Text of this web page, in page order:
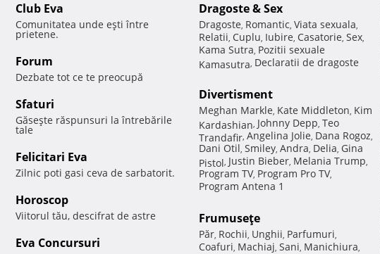
Club Eva
Comunitatea unde eşti între
prietene.
Forum
Dezbate tot ce te preocupă
Sfaturi
Găseşte răspunsuri la întrebările
tale
Felicitari Eva
Zilnic poti gasi ceva de sarbatorit.
Horoscop
Viitorul tău, descifrat de astre
Eva Concursuri
Dragoste & Sex
Dragoste, Romantic, Viata sexuala,
Relatii, Cuplu, Iubire, Casatorie, Sex,
Kama Sutra, Pozitii sexuale
Kamasutra, Declaratii de dragoste
Divertisment
Meghan Markle, Kate Middleton, Kim
Kardashian, Johnny Depp, Teo
Trandafir, Angelina Jolie, Dana Rogoz,
Dani Otil, Smiley, Andra, Delia, Gina
Pistol, Justin Bieber, Melania Trump,
Program TV, Program Pro TV,
Program Antena 1
Frumuseţe
Păr, Rochii, Unghii, Parfumuri,
Coafuri, Machiaj, Sani, Manichiura,